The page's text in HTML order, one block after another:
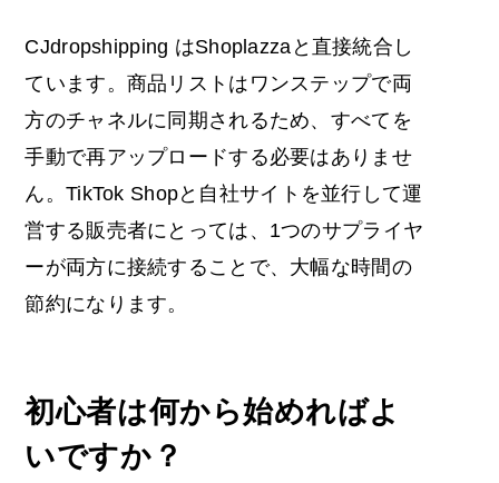
CJdropshipping はShoplazzaと直接統合し
ています。商品リストはワンステップで両
方のチャネルに同期されるため、すべてを
手動で再アップロードする必要はありませ
ん。TikTok Shopと自社サイトを並行して運
営する販売者にとっては、1つのサプライヤ
ーが両方に接続することで、大幅な時間の
節約になります。
初心者は何から始めればよ
いですか？